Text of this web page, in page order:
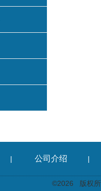
| 公司介绍 |
©2026 版权所